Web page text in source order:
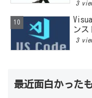
3
ンス
3
最近面白かった